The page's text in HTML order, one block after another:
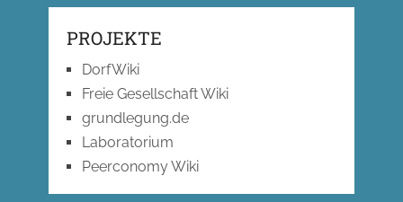
PROJEKTE
DorfWiki
Freie Gesellschaft Wiki
grundlegung.de
Laboratorium
Peerconomy Wiki